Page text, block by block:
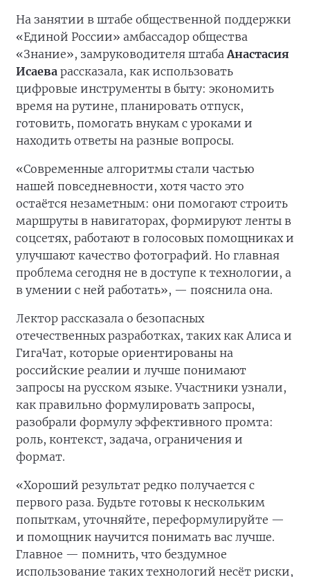
На занятии в штабе общественной поддержки
«Единой России» амбассадор общества
«Знание», замруководителя штабаАнастасия
Исаева рассказала, как использовать
цифровые инструменты в быту: экономить
время на рутине, планировать отпуск,
готовить, помогать внукам с уроками и
находить ответы на разные вопросы.
«Современные алгоритмы стали частью
нашей повседневности, хотя часто это
остаётся незаметным: они помогают строить
маршруты в навигаторах, формируют ленты в
соцсетях, работают в голосовых помощниках и
улучшают качество фотографий. Но главная
проблема сегодня не в доступе к технологии, а
в умении с ней работать», — пояснила она.
Лектор рассказала о безопасных
отечественных разработках, таких как Алиса и
ГигаЧат, которые ориентированы на
российские реалии и лучше понимают
запросы на русском языке. Участники узнали,
как правильно формулировать запросы,
разобрали формулу эффективного промта:
роль, контекст, задача, ограничения и
формат.
«Хороший результат редко получается с
первого раза. Будьте готовы к нескольким
попыткам, уточняйте, переформулируйте —
и помощник научится понимать вас лучше.
Главное — помнить, что бездумное
использование таких технологий несёт риски,